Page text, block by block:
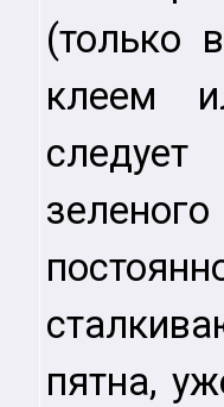
(только
клеем
пятна,